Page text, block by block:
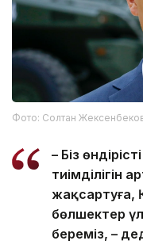
Фото: Солтан
– Біз
тиімділігін
жақсартуға,
бөлшектер
береміз, –